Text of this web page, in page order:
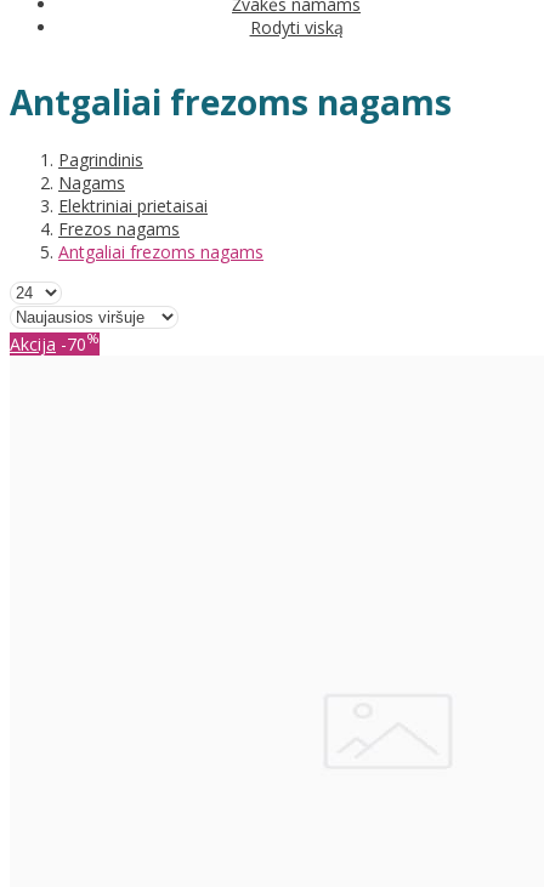
Rodyti viską
Antgaliai frezoms nagams
Pagrindinis
Nagams
Elektriniai prietaisai
Frezos nagams
Antgaliai frezoms nagams
Akcija -70%